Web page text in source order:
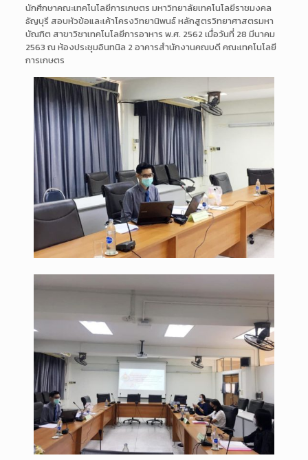
นักศึกษาคณะเทคโนโลยีการเกษตร มหาวิทยาลัยเทคโนโลยีราชมงคล
ธัญบุรี สอบหัวข้อและเค้าโครงวิทยานิพนธ์ หลักสูตรวิทยาศาสตรมหา
บัณฑิต สาขาวิชาเทคโนโลยีการอาหาร พ.ศ. 2562 เมื่อวันที่ 28 มีนาคม
2563 ณ ห้องประชุมอินทนิล 2 อาคารสำนักงานคณบดี คณะเทคโนโลยี
การเกษตร